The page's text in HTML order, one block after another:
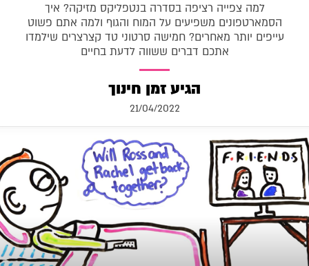
למה צפייה רציפה בסדרה בנטפליקס מזיקה? איך
הסמארטפונים משפיעים על המוח והגוף ולמה אתם פשוט
עייפים יותר מאחרים? חמישה סרטוני טד קצרצרים שילמדו
אתכם דברים ששווה לדעת בחיים
הגיע זמן חינוך
21/04/2022